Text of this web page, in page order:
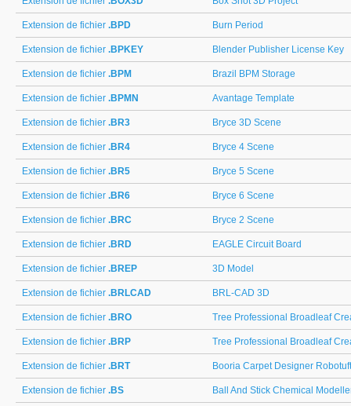
Extension de fichier .BPD Burn Period
Extension de fichier .BPKEY Blender Publisher License Key
Extension de fichier .BPM Brazil BPM Storage
Extension de fichier .BPMN Avantage Template
Extension de fichier .BR3 Bryce 3D Scene
Extension de fichier .BR4 Bryce 4 Scene
Extension de fichier .BR5 Bryce 5 Scene
Extension de fichier .BR6 Bryce 6 Scene
Extension de fichier .BRC Bryce 2 Scene
Extension de fichier .BRD EAGLE Circuit Board
Extension de fichier .BREP 3D Model
Extension de fichier .BRLCAD BRL-CAD 3D
Extension de fichier .BRO Tree Professional Broadleaf
Extension de fichier .BRP Tree Professional Broadleaf
Extension de fichier .BRT Booria Carpet Designer
Extension de fichier .BS Ball And Stick Chemical